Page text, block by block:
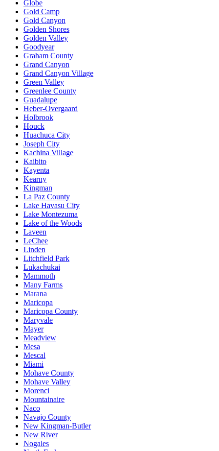
Globe
Gold Camp
Gold Canyon
Golden Shores
Golden Valley
Goodyear
Graham County
Grand Canyon
Grand Canyon Village
Green Valley
Greenlee County
Guadalupe
Heber-Overgaard
Holbrook
Houck
Huachuca City
Joseph City
Kachina Village
Kaibito
Kayenta
Kearny
Kingman
La Paz County
Lake Havasu City
Lake Montezuma
Lake of the Woods
Laveen
LeChee
Linden
Litchfield Park
Lukachukai
Mammoth
Many Farms
Marana
Maricopa
Maricopa County
Maryvale
Mayer
Meadview
Mesa
Mescal
Miami
Mohave County
Mohave Valley
Morenci
Mountainaire
Naco
Navajo County
New Kingman-Butler
New River
Nogales